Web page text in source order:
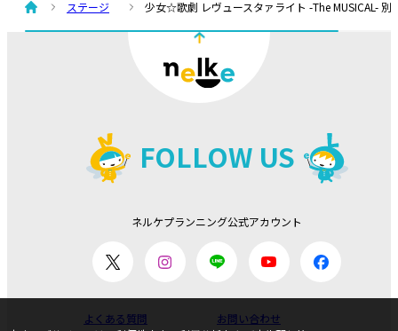
ステージ 少女☆歌劇 レヴュースタァライト -The MUSICAL- 別
FOLLOW US
ネルケプランニング公式アカウント
よくある質問
お問い合わせ